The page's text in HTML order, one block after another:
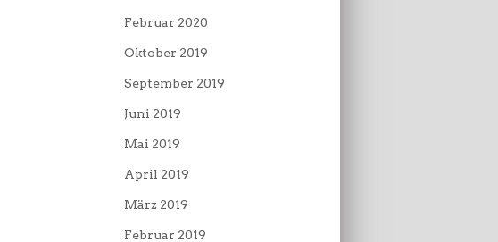
Februar 2020
Oktober 2019
September 2019
Juni 2019
Mai 2019
April 2019
März 2019
Februar 2019